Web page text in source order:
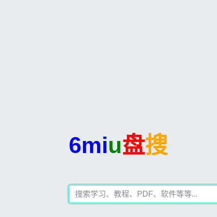
6miu盘搜